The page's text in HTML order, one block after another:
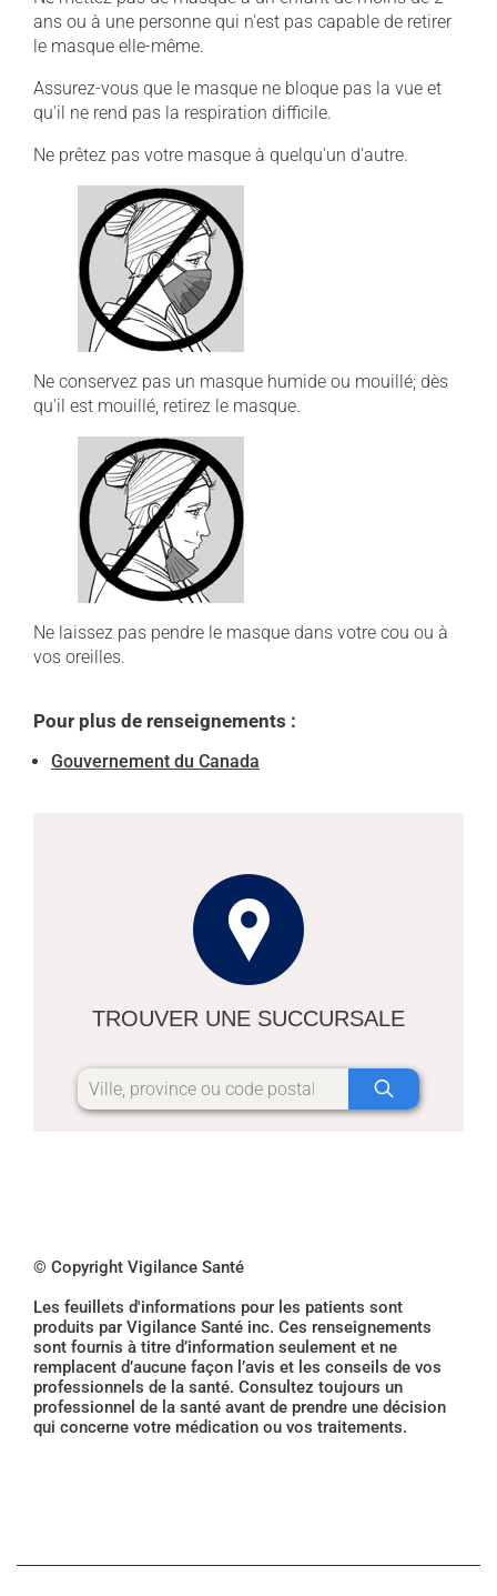
ans ou à une personne qui n'est pas capable de retirer
le masque elle-même.
Assurez-vous que le masque ne bloque pas la vue et
qu'il ne rend pas la respiration difficile.
Ne prêtez pas votre masque à quelqu'un d'autre.
Ne conservez pas un masque humide ou mouillé; dès
qu'il est mouillé, retirez le masque.
Ne laissez pas pendre le masque dans votre cou ou à
vos oreilles.
Pour plus de renseignements :
Gouvernement du Canada
TROUVER UNE SUCCURSALE
© Copyright Vigilance Santé
Les feuillets d'informations pour les patients sont
produits par Vigilance Santé inc. Ces renseignements
sont fournis à titre d’information seulement et ne
remplacent d’aucune façon l’avis et les conseils de vos
professionnels de la santé. Consultez toujours un
professionnel de la santé avant de prendre une décision
qui concerne votre médication ou vos traitements.